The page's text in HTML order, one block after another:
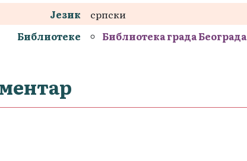
Језик
српски
Библиотеке
Библиотека града Београда